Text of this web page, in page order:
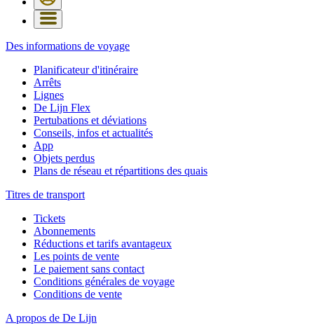
Des informations de voyage
Planificateur d'itinéraire
Arrêts
Lignes
De Lijn Flex
Pertubations et déviations
Conseils, infos et actualités
App
Objets perdus
Plans de réseau et répartitions des quais
Titres de transport
Tickets
Abonnements
Réductions et tarifs avantageux
Les points de vente
Le paiement sans contact
Conditions générales de voyage
Conditions de vente
A propos de De Lijn